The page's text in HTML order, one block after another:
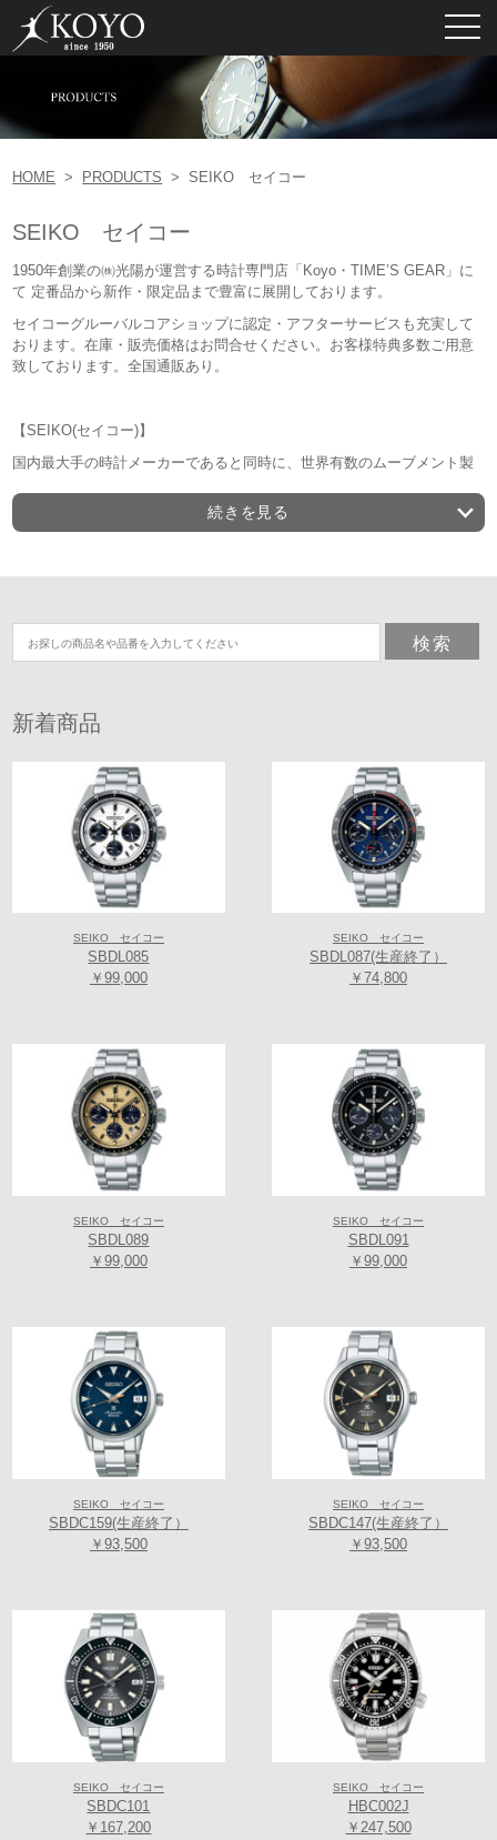
HOME > PRODUCTS > SEIKO セイコー
SEIKO セイコー
1950年創業の㈱光陽が運営する時計専門店「Koyo・TIME’S GEAR」に
て 定番品から新作・限定品まで豊富に展開しております。
セイコーグルーバルコアショップに認定・アフターサービスも充実して
おります。在庫・販売価格はお問合せください。お客様特典多数ご用意
致しております。全国通販あり。
【SEIKO(セイコー)】
国内最大手の時計メーカーであると同時に、世界有数のムーブメント製
時計店が誕生し、1892年に時計製造工場として精工舎が設立された。 ま
た、1969年には業界初のクオーツムーブメントを搭載した腕時計を発売
ブ＞という次世代ムーブメントの開発に尽力。 常に時代を塗り替えるセ
イコーのフロンティアスピリッツには、世界中から熱い視線が注がれて
【セイコーグローバルブランド コアショップとは】
セイコーグローバルブランド コアショップでのみ購入いただくことので
きる製品もあり、より充実した品揃えと豊富な製品知識をもつ店舗で
【LUKIA(ルキア)】
1995年に誕生し、今日まで女性のニーズをとらえたブランドとして、30
代の働く女性を中心に多くの方から支持されてきました。最先端技術に
よる高機能を搭載しながら、時代に合った心地よいデザインで、スマー
トに、前向きに、自分らしく毎日を送る女性の手元を彩り、その輝きを
最大限に引き出します。ブランド名“LUKIA”は、L＝Lucid（輝く）、U＝
Unison（調和）、K＝Keen（はつらつとした）、I＝Intellectual（知的
な）、A＝Active（活動的な）の頭文字を組み合わせた造語です。
（一部対象外がございます各店舗に詳しくは各店舗にお問合せ下さいま
≪取扱い店舗≫
【Koyo天王寺ミオプラザ館店】グローバルブランド コアショップ
〒543-0055 大阪府大阪市天王寺区悲田院町10-48天王寺ミオプラザ館 3階
アクセスマップ)
TEL/FAX:06-6771-1206
続きを見る
新着商品
SEIKO セイコー
SBDL085
￥99,000
SEIKO セイコー
SBDL087(生産終了）
￥74,800
SEIKO セイコー
SBDL089
￥99,000
SEIKO セイコー
SBDL091
￥99,000
SEIKO セイコー
SBDC159(生産終了）
￥93,500
SEIKO セイコー
SBDC147(生産終了）
￥93,500
SEIKO セイコー
SBDC101
￥167,200
SEIKO セイコー
HBC002J
￥247,500